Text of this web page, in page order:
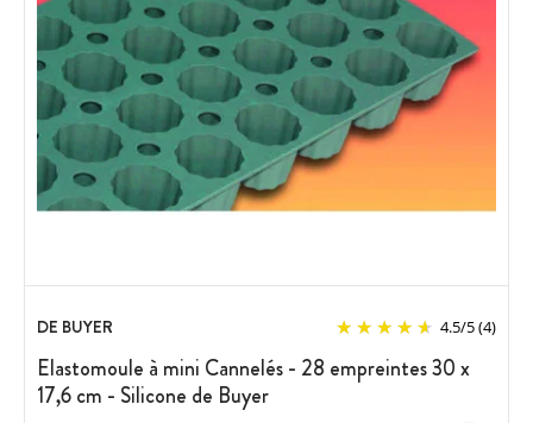
DE BUYER 4.5/5(4)
Elastomoule à mini Cannelés - 28 empreintes 30 x
17,6 cm - Silicone de Buyer